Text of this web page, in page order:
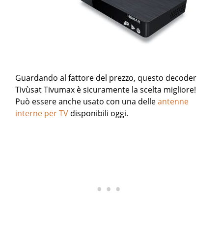
Guardando al fattore del prezzo, questo decoder
Tivùsat Tivumax è sicuramente la scelta migliore!
Può essere anche usato con una delleantenne
interne per TV disponibili oggi.